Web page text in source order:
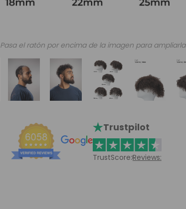
Pasa el ratón por encima de la imagen para ampliarla
Trustpilot
TrustScore:Reviews: